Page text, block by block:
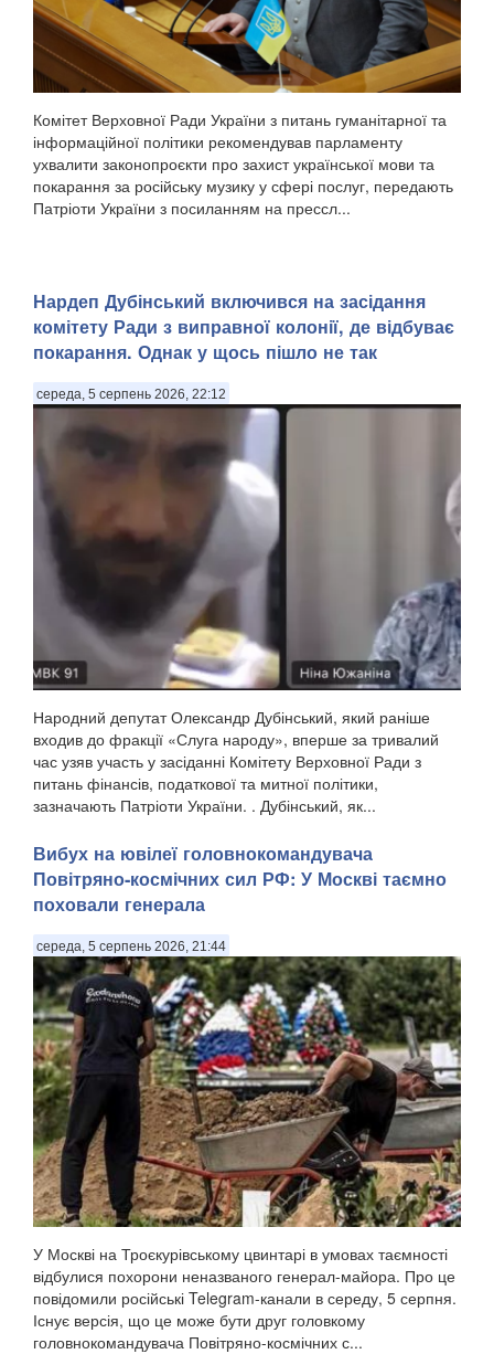
Комітет Верховної Ради України з питань гуманітарної та
інформаційної політики рекомендував парламенту
ухвалити законопроєкти про захист української мови та
покарання за російську музику у сфері послуг, передають
Патріоти України з посиланням на прессл...
Нардеп Дубінський включився на засідання
комітету Ради з виправної колонії, де відбуває
покарання. Однак у щось пішло не так
середа, 5 серпень 2026, 22:12
Народний депутат Олександр Дубінський, який раніше
входив до фракції «Слуга народу», вперше за тривалий
час узяв участь у засіданні Комітету Верховної Ради з
питань фінансів, податкової та митної політики,
зазначають Патріоти України. . Дубінський, як...
Вибух на ювілеї головнокомандувача
Повітряно-космічних сил РФ: У Москві таємно
поховали генерала
середа, 5 серпень 2026, 21:44
У Москві на Троєкурівському цвинтарі в умовах таємності
відбулися похорони неназваного генерал-майора. Про це
повідомили російські Telegram-канали в середу, 5 серпня.
Існує версія, що це може бути друг головкому
головнокомандувача Повітряно-космічних с...